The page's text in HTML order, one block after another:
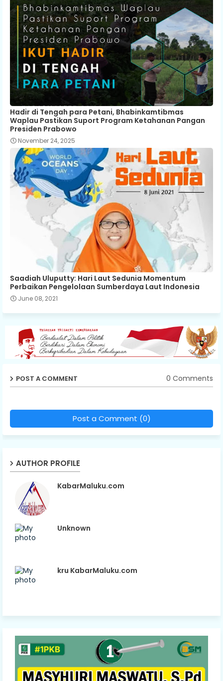
Hadir di Tengah para Petani, Bhabinkamtibmas
Waplau Pastikan Suport Program Ketahanan Pangan
Presiden Prabowo
November 24, 2025
Saadiah Uluputty: Hari Laut Sedunia Momentum
Perbaikan Pengelolaan Sumberdaya Laut Indonesia
June 08, 2021
POST A COMMENT 0 Comments
Post a Comment (0)
AUTHOR PROFILE
KabarMaluku.com
Unknown
kru KabarMaluku.com